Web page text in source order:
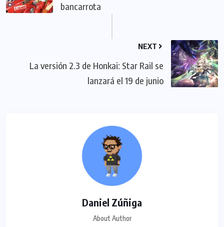
bancarrota
NEXT
La versión 2.3 de Honkai: Star Rail se
lanzará el 19 de junio
Daniel Zúñiga
About Author